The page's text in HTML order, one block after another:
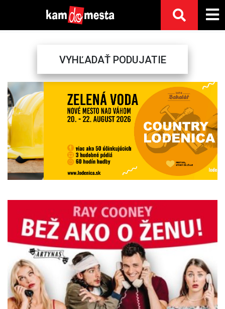
VYHĽADAŤ PODUJATIE
Previous Next